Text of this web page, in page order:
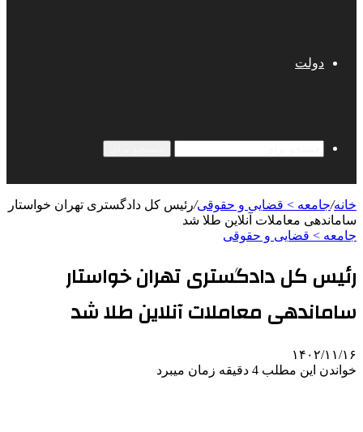
دولت
خانه/جامعه > قضایی و حقوقی/رئیس کل دادگستری تهران خواستار
ساماندهی معاملات آنلاین طلا شد
جامعه > قضایی و حقوقی
رئیس کل دادگستری تهران خواستار
ساماندهی معاملات آنلاین طلا شد
۱۴۰۲/۱۱/۱۶
خواندن این مطلب 4 دقیقه زمان میبرد